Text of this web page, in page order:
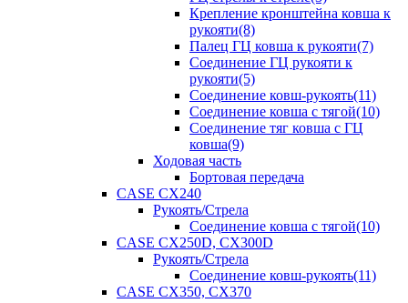
Крепление кронштейна ковша к
рукояти(8)
Палец ГЦ ковша к рукояти(7)
Соединение ГЦ рукояти к
рукояти(5)
Соединение ковш-рукоять(11)
Соединение ковша с тягой(10)
Соединение тяг ковша с ГЦ
ковша(9)
Ходовая часть
Бортовая передача
CASE CX240
Рукоять/Стрела
Соединение ковша с тягой(10)
CASE CX250D, CX300D
Рукоять/Стрела
Соединение ковш-рукоять(11)
CASE CX350, CX370